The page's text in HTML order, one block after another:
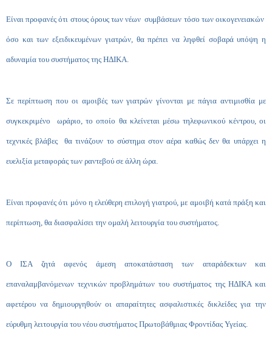
Είναι προφανές ότι στους όρους των νέων συμβάσεων τόσο των οικογενειακών
όσο και των εξειδικευμένων γιατρών, θα πρέπει να ληφθεί σοβαρά υπόψη η
αδυναμία του συστήματος της ΗΔΙΚΑ.
Σε περίπτωση που οι αμοιβές των γιατρών γίνονται με πάγια αντιμισθία με
συγκεκριμένο ωράριο, το οποίο θα κλείνεται μέσω τηλεφωνικού κέντρου, οι
τεχνικές βλάβες θα τινάζουν το σύστημα στον αέρα καθώς δεν θα υπάρχει η
ευελιξία μεταφοράς των ραντεβού σε άλλη ώρα.
Είναι προφανές ότι μόνο η ελεύθερη επιλογή γιατρού, με αμοιβή κατά πράξη και
περίπτωση, θα διασφαλίσει την ομαλή λειτουργία του συστήματος.
Ο ΙΣΑ ζητά αφενός άμεση αποκατάσταση των απαράδεκτων και
επαναλαμβανόμενων τεχνικών προβλημάτων του συστήματος της ΗΔΙΚΑ και
αφετέρου να δημιουργηθούν οι απαραίτητες ασφαλιστικές δικλείδες για την
εύρυθμη λειτουργία του νέου συστήματος Πρωτοβάθμιας Φροντίδας Υγείας.